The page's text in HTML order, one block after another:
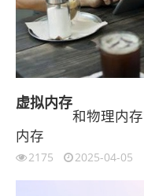
虚拟内存
和物理内
内存
2175 2025-04-05